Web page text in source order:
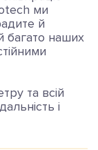
ми
й
багато наших
та всій
і